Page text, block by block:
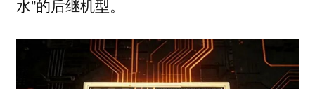
水”的后继机型。